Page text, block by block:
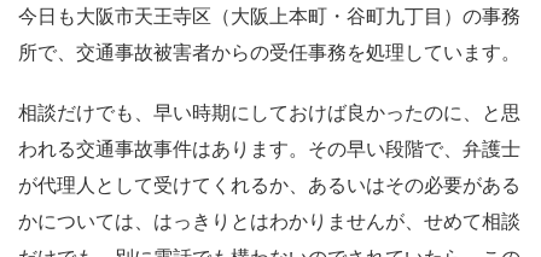
今日も大阪市天王寺区（大阪上本町・谷町九丁目）の事務
所で、交通事故被害者からの受任事務を処理しています。
相談だけでも、早い時期にしておけば良かったのに、と思
われる交通事故事件はあります。その早い段階で、弁護士
が代理人として受けてくれるか、あるいはその必要がある
かについては、はっきりとはわかりませんが、せめて相談